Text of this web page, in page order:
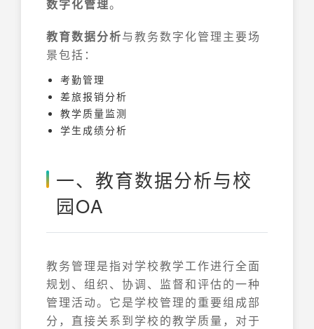
数字化管理。
教育数据分析与教务数字化管理主要场
景包括：
考勤管理
差旅报销分析
教学质量监测
学生成绩分析
一、教育数据分析与校
园OA
教务管理是指对学校教学工作进行全面
规划、组织、协调、监督和评估的一种
管理活动。它是学校管理的重要组成部
分，直接关系到学校的教学质量，对于